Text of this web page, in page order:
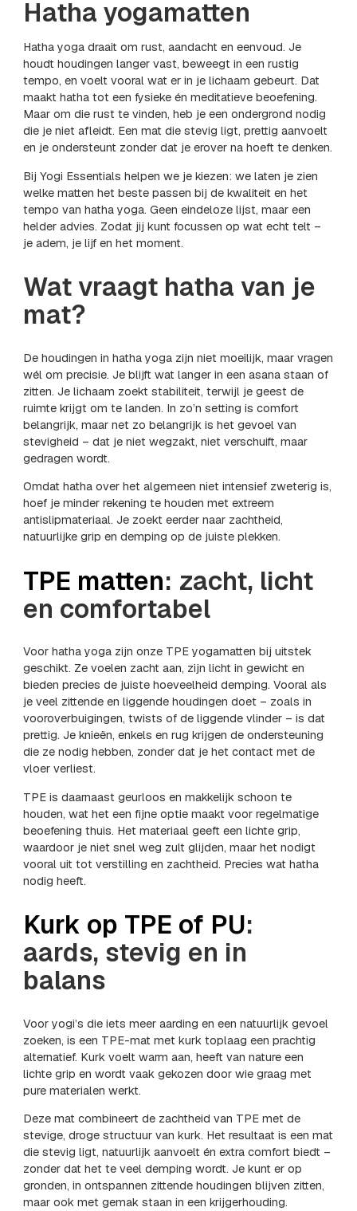
Hatha yogamatten
Hatha yoga draait om rust, aandacht en eenvoud. Je
houdt houdingen langer vast, beweegt in een rustig
tempo, en voelt vooral wat er in je lichaam gebeurt. Dat
maakt hatha tot een fysieke én meditatieve beoefening.
Maar om die rust te vinden, heb je een ondergrond nodig
die je niet afleidt. Een mat die stevig ligt, prettig aanvoelt
en je ondersteunt zonder dat je erover na hoeft te denken.
Bij Yogi Essentials helpen we je kiezen: we laten je zien
welke matten het beste passen bij de kwaliteit en het
tempo van hatha yoga. Geen eindeloze lijst, maar een
helder advies. Zodat jij kunt focussen op wat echt telt –
je adem, je lijf en het moment.
Wat vraagt hatha van je
mat?
De houdingen in hatha yoga zijn niet moeilijk, maar vragen
wél om precisie. Je blijft wat langer in een asana staan of
zitten. Je lichaam zoekt stabiliteit, terwijl je geest de
ruimte krijgt om te landen. In zo’n setting is comfort
belangrijk, maar net zo belangrijk is het gevoel van
stevigheid – dat je niet wegzakt, niet verschuift, maar
gedragen wordt.
Omdat hatha over het algemeen niet intensief zweterig is,
hoef je minder rekening te houden met extreem
antislipmateriaal. Je zoekt eerder naar zachtheid,
natuurlijke grip en demping op de juiste plekken.
TPE matten: zacht, licht
en comfortabel
Voor hatha yoga zijn onze TPE yogamatten bij uitstek
geschikt. Ze voelen zacht aan, zijn licht in gewicht en
bieden precies de juiste hoeveelheid demping. Vooral als
je veel zittende en liggende houdingen doet – zoals in
vooroverbuigingen, twists of de liggende vlinder – is dat
prettig. Je knieën, enkels en rug krijgen de ondersteuning
die ze nodig hebben, zonder dat je het contact met de
vloer verliest.
TPE is daarnaast geurloos en makkelijk schoon te
houden, wat het een fijne optie maakt voor regelmatige
beoefening thuis. Het materiaal geeft een lichte grip,
waardoor je niet snel weg zult glijden, maar het nodigt
vooral uit tot verstilling en zachtheid. Precies wat hatha
nodig heeft.
Kurk op TPE of PU:
aards, stevig en in
balans
Voor yogi’s die iets meer aarding en een natuurlijk gevoel
zoeken, is een TPE-mat met kurk toplaag een prachtig
alternatief. Kurk voelt warm aan, heeft van nature een
lichte grip en wordt vaak gekozen door wie graag met
pure materialen werkt.
Deze mat combineert de zachtheid van TPE met de
stevige, droge structuur van kurk. Het resultaat is een mat
die stevig ligt, natuurlijk aanvoelt én extra comfort biedt –
zonder dat het te veel demping wordt. Je kunt er op
gronden, in ontspannen zittende houdingen blijven zitten,
maar ook met gemak staan in een krijgerhouding.